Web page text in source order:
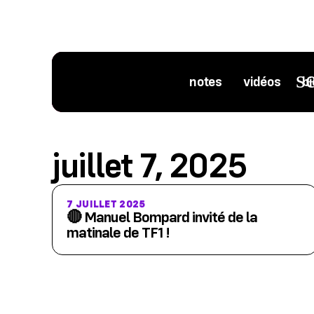
notes vidéos
juillet 7, 2025
7 JUILLET 2025
🔴 Manuel Bompard invité de la
matinale de TF1 !